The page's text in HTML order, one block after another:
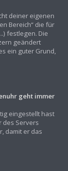
deiner eigenen
Bereich“ die für
festlegen. Die
geändert
ein guter Grund,
geht immer
eingestellt hast
des Servers
damit er das